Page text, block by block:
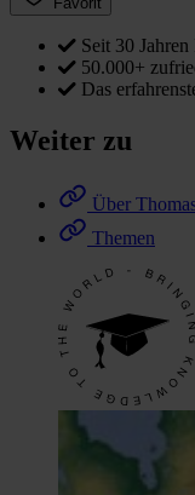
Seit 30
50.000+
Das
Weiter zu
Über
Themen